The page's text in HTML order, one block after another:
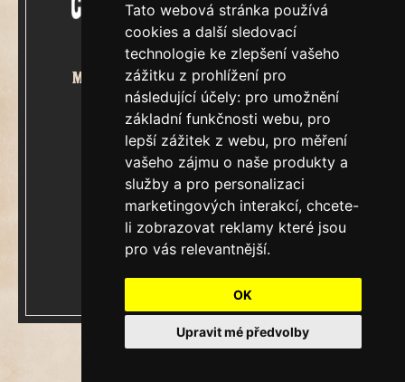
Tato webová stránka používá
cookies a další sledovací
technologie ke zlepšení vašeho
zážitku z prohlížení pro
následující účely: pro umožnění
základní funkčnosti webu, pro
lepší zážitek z webu, pro měření
vašeho zájmu o naše produkty a
služby a pro personalizaci
marketingových interakcí, chcete-
li zobrazovat reklamy které jsou
pro vás relevantnější.
OK
Upravit mé předvolby
Mecenášem Cimrmanova Zpravodaje
je společnost
&Restaurátorský tým
Ročník XXIII.
V Praze, čtvrtek 6.srpen 2026
Číslo 7861.
Update cookies preferences